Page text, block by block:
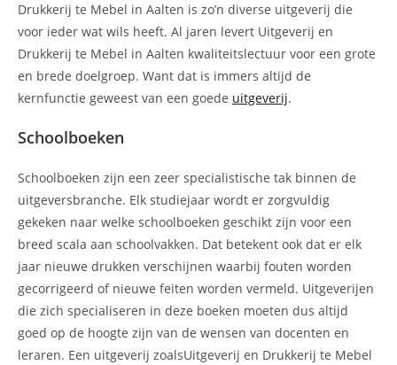
Drukkerij te Mebel in Aalten is zo’n diverse uitgeverij die
voor ieder wat wils heeft. Al jaren levert Uitgeverij en
Drukkerij te Mebel in Aalten kwaliteitslectuur voor een grote
en brede doelgroep. Want dat is immers altijd de
kernfunctie geweest van een goede uitgeverij.
Schoolboeken
Schoolboeken zijn een zeer specialistische tak binnen de
uitgeversbranche. Elk studiejaar wordt er zorgvuldig
gekeken naar welke schoolboeken geschikt zijn voor een
breed scala aan schoolvakken. Dat betekent ook dat er elk
jaar nieuwe drukken verschijnen waarbij fouten worden
gecorrigeerd of nieuwe feiten worden vermeld. Uitgeverijen
die zich specialiseren in deze boeken moeten dus altijd
goed op de hoogte zijn van de wensen van docenten en
leraren. Een uitgeverij zoalsUitgeverij en Drukkerij te Mebel